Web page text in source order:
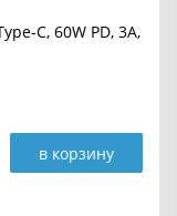
C, 60W PD, 3A,
в корзину